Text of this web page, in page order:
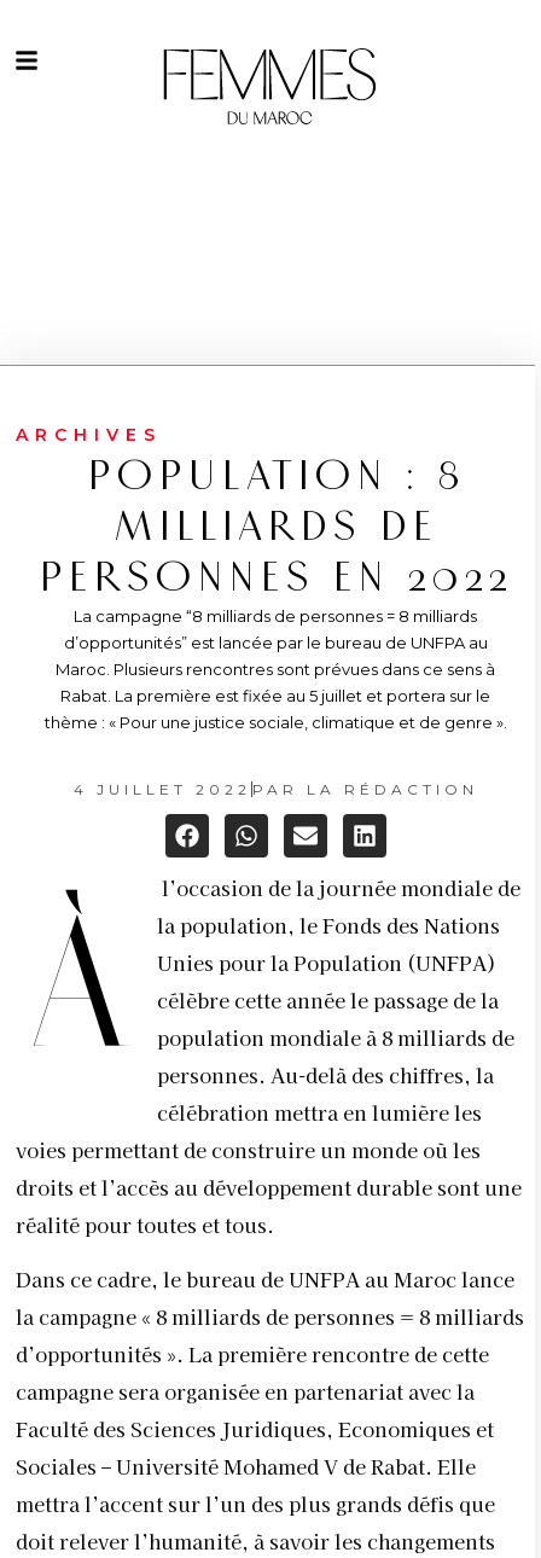
ARCHIVES
POPULATION : 8
MILLIARDS DE
PERSONNES EN 2022
La campagne “8 milliards de personnes = 8 milliards
d’opportunités” est lancée par le bureau de UNFPA au
Maroc. Plusieurs rencontres sont prévues dans ce sens à
Rabat. La première est fixée au 5 juillet et portera sur le
thème : « Pour une justice sociale, climatique et de genre ».
4 JUILLET 2022 PAR LA RÉDACTION
À
l’occasion de la journée mondiale de
la population, le Fonds des Nations
Unies pour la Population (UNFPA)
célèbre cette année le passage de la
population mondiale à 8 milliards de
personnes. Au-delà des chiffres, la
célébration mettra en lumière les
voies permettant de construire un monde où les
droits et l’accès au développement durable sont une
réalité pour toutes et tous.
Dans ce cadre, le bureau de UNFPA au Maroc lance
la campagne « 8 milliards de personnes = 8 milliards
d’opportunités ». La première rencontre de cette
campagne sera organisée en partenariat avec la
Faculté des Sciences Juridiques, Economiques et
Sociales – Université Mohamed V de Rabat. Elle
mettra l’accent sur l’un des plus grands défis que
doit relever l’humanité, à savoir les changements